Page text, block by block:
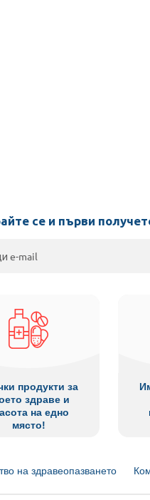
се и първи
продукти за
здраве и
на едно
място!
на здравеопазването